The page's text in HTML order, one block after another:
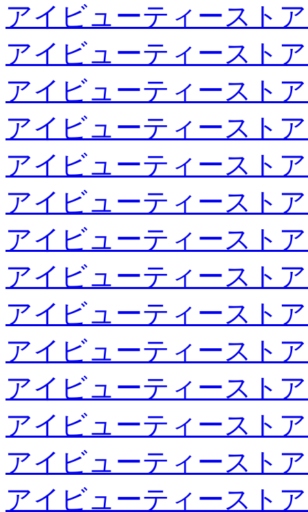
アイビューティースト
アイビューティースト
アイビューティースト
アイビューティースト
アイビューティースト
アイビューティースト
アイビューティースト
アイビューティースト
アイビューティースト
アイビューティースト
アイビューティースト
アイビューティースト
アイビューティースト
アイビューティースト